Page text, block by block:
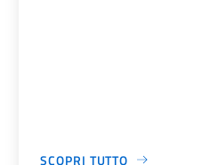
SCOPRI TUTTO